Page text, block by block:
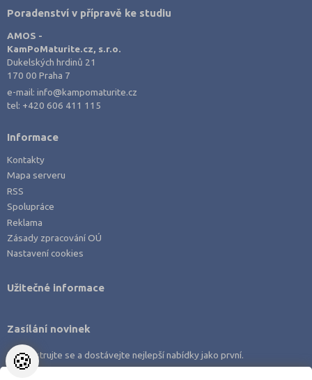
Poradenství v přípravě ke studiu
AMOS -
KamPoMaturite.cz, s.r.o.
Dukelských hrdinů 21
170 00 Praha 7
e-mail:info@kampomaturite.cz
tel: +420 606 411 115
Informace
Kontakty
Mapa serveru
RSS
Spolupráce
Reklama
Zásady zpracování OÚ
Nastavení cookies
Užitečné informace
Zasílání novinek
Zaregistrujte se a dostávejte nejlepší nabídky jako první.
🍪